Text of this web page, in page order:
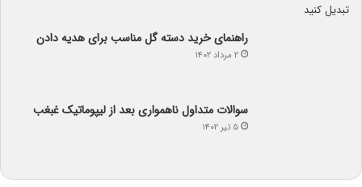
راهنمای خرید دسته گل مناسب برای هدیه دادن
۲ مرداد ۱۴۰۲
سوالات متداول ناهمواری بعد از لیپوماتیک غبغب
۵ تیر ۱۴۰۲